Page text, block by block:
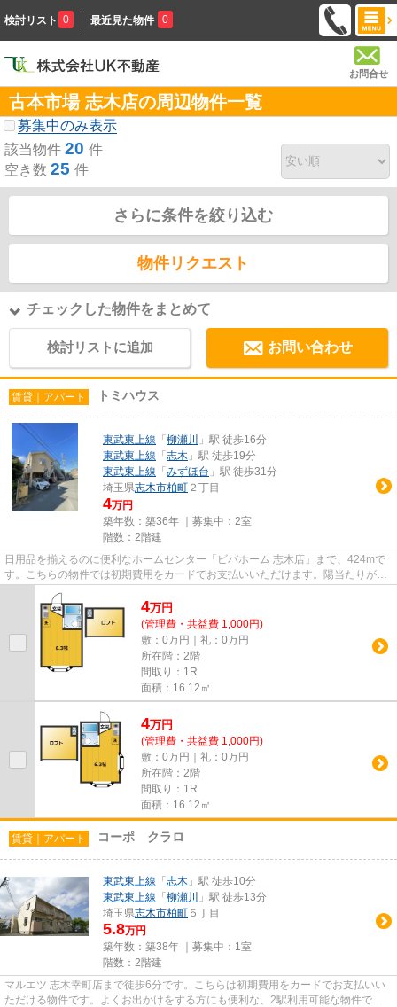
検討リスト 0 最近見た物件 0
お問合せ
古本市場 志木店の周辺物件一覧
募集中のみ表示
該当物件 20 件
空き数 25 件
さらに条件を絞り込む
物件リクエスト
チェックした物件をまとめて
検討リストに追加 お問い合わせ
賃貸｜アパート トミハウス
東武東上線 「 柳瀬川
」駅 徒歩16分
東武東上線 「 志木 」駅 徒歩19分
東武東上線 「 みずほ台 」駅 徒歩31分
埼玉県志木市柏町 ２丁目
4万円
築年数：築36年 ｜募集中： 2室
階数：2階建
日用品を揃えるのに便利なホームセンター「ビバホーム 志木店」まで、424mで
す。こちらの物件では初期費用をカードでお支払いいただけます。陽当たりが良
く、日中は電気代が節約出来ま...
4万円
(管理費・共益費 1,000円)
敷：0万円｜礼：0万円
所在階：2階
間取り：1R
面積：16.12㎡
4万円
(管理費・共益費 1,000円)
敷：0万円｜礼：0万円
所在階：2階
間取り：1R
面積：16.12㎡
賃貸｜アパート コーポ クラロ
東武東上線 「 志木 」駅 徒歩10分
東武東上線 「 柳瀬川
」駅 徒歩13分
埼玉県志木市柏町 ５丁目
5.8万円
築年数：築38年 ｜募集中： 1室
階数：2階建
マルエツ 志木幸町店まで徒歩6分です。こちらは初期費用をカードでお支払いい
ただける物件です。よくお出かけをする方にも便利な、2駅利用可能な物件で